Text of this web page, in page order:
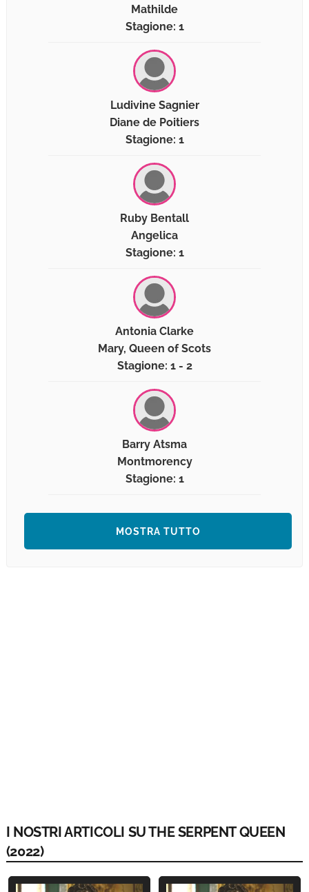
Mathilde
Stagione: 1
Ludivine Sagnier
Diane de Poitiers
Stagione: 1
Ruby Bentall
Angelica
Stagione: 1
Antonia Clarke
Mary, Queen of Scots
Stagione: 1 - 2
Barry Atsma
Montmorency
Stagione: 1
MOSTRA TUTTO
I NOSTRI ARTICOLI SU THE SERPENT QUEEN
(2022)